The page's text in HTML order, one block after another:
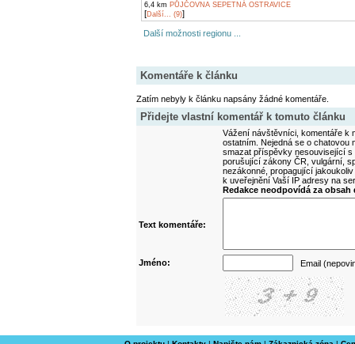
6,4 km PŮJČOVNA SEPETNÁ OSTRAVICE
[Další... (9)]
Další možnosti regionu ...
Komentáře k článku
Zatím nebyly k článku napsány žádné komentáře.
Přidejte vlastní komentář k tomuto článku
Vážení návštěvníci, komentáře k
ostatním. Nejedná se o
smazat příspěvky nesouvisející
porušující zákony ČR, vulgární,
nezákonné, propagující
k uveřejnění Vaší IP adresy na
Redakce neodpovídá za
Text komentáře:
Jméno: Email